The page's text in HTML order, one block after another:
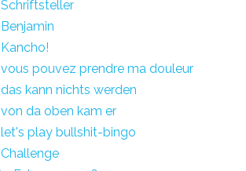
Schriftsteller
Benjamin
Kancho!
vous pouvez prendre ma douleur
das kann nichts werden
von da oben kam er
let's play bullshit-bingo
Challenge